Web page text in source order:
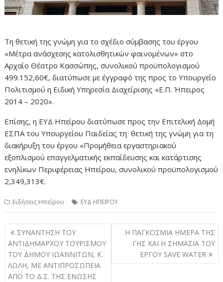
Τη θετική της γνώμη για το σχέδιο σύμβασης του έργου
«Μέτρα ανάσχεσης κατολισθητικών φαινομένων» στο
Αρχαίο Θέατρο Κασσώπης, συνολικού προϋπολογισμού
499.152,60€, διατύπωσε με έγγραφό της προς το Υπουργείο
Πολιτισμού η Ειδική Υπηρεσία Διαχείρισης «Ε.Π. Ήπειρος
2014 – 2020».
Επίσης, η ΕΥΔ Ηπείρου διατύπωσε προς την Επιτελική Δομή
ΕΣΠΑ του Υπουργείου Παιδείας τη θετική της γνώμη για τη
διακήρυξη του έργου «Προμήθεια εργαστηριακού
εξοπλισμού επαγγελματικής εκπαίδευσης και κατάρτισης
ενηλίκων Περιφέρειας Ηπείρου, συνολικού προϋπολογισμού
2,349,313€.
Ειδήσεις Ηπείρου ΕΥΔ ΗΠΕΙΡΟΥ
Πλοήγηση
άρθρων
ΣΥΝΑΝΤΗΣΗ ΤΟΥ
ΑΝΤΙΔΗΜΑΡΧΟΥ ΤΟΥΡΙΣΜΟΥ
ΤΟΥ ΔΗΜΟΥ ΙΩΑΝΝΙΤΩΝ, Κ.
ΛΩΛΗ, ΜΕ ΑΝΤΙΠΡΟΣΩΠΕΙΑ
ΑΠΟ ΤΟ Δ.Σ. ΤΗΣ ΕΝΩΣΗΣ
Η ΠΑΓΚΟΣΜΙΑ ΗΜΕΡΑ ΤΗΣ
ΓΗΣ ΚΑΙ Η ΣΗΜΑΣΙΑ ΤΟΥ
ΕΡΓΟΥ SAVE WATER